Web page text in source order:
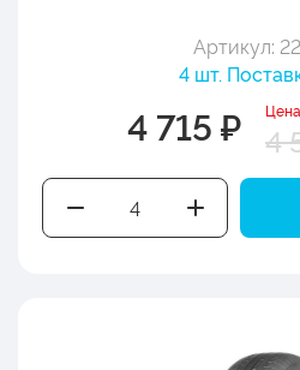
Артикул:
4 шт.
4 715 ₽ 4